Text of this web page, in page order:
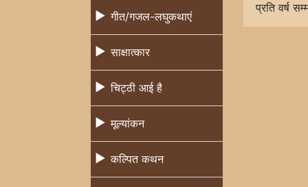
गीत/गजल-लघुकथाएं
साक्षात्कार
चिट्ठी आई है
मूल्यांकन
कल्पित कथन
प्रति वर्ष